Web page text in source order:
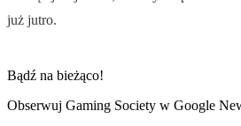
już jutro.
Bądź na bieżąco!
Obserwuj Gaming Society w Google